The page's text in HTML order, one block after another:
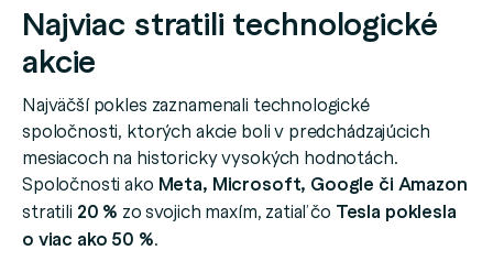
Najviac stratili technologické
akcie
Najväčší pokles zaznamenali technologické
spoločnosti, ktorých akcie boli v predchádzajúcich
mesiacoch na historicky vysokých hodnotách.
Spoločnosti ako Meta, Microsoft, Google či Amazon
stratili 20 % zo svojich maxím, zatiaľ čo Tesla poklesla
o viac ako 50 %.